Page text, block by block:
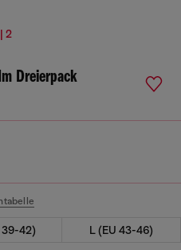
2
Dreierpack
39-42) L (EU 43-46)